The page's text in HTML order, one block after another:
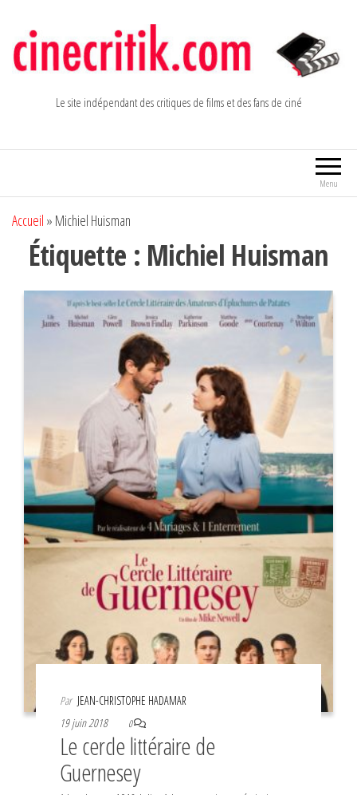
contenu
Le site indépendant des critiques de films et des fans de ciné
Menu
Accueil » Michiel Huisman
Étiquette : Michiel Huisman
Par JEAN-CHRISTOPHE HADAMAR
19 juin 2018
0
Le cercle littéraire de
Guernesey